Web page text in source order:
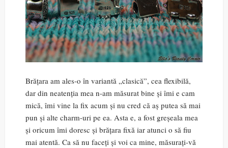
Brățara am ales-o în variantă „clasică”, cea flexibilă,
dar din neatenția mea n-am măsurat bine și îmi e cam
mică, îmi vine la fix acum și nu cred că aș putea să mai
pun și alte charm-uri pe ea. Asta e, a fost greșeala mea
și oricum îmi doresc și brățara fixă iar atunci o să fiu
mai atentă. Ca să nu faceți și voi ca mine, măsurați-vă